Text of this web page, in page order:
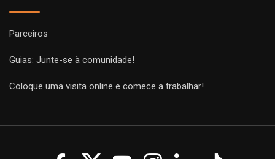
Parceiros
Guias: Junte-se à comunidade!
Coloque uma visita online e comece a trabalhar!